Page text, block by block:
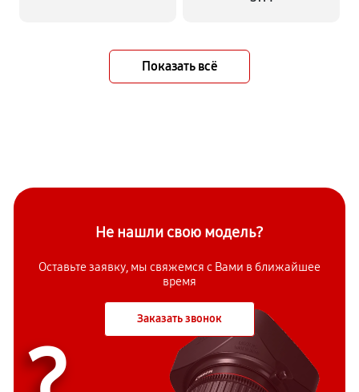
Показать всё
Не нашли свою модель?
Оставьте заявку, мы свяжемся с Вами в ближайшее
время
Заказать звонок